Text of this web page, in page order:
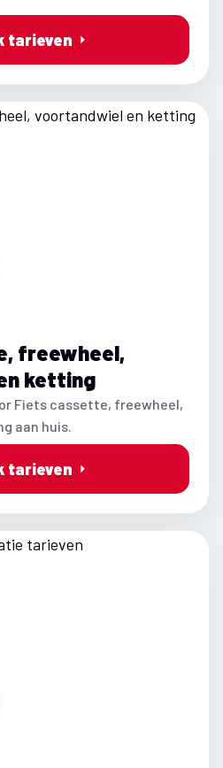
tarieven
freewheel,
ketting
Fiets cassette, freewheel,
aan huis.
tarieven